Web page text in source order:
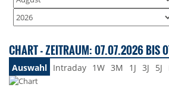
CHART - ZEITRAUM: 07.07.2026 BIS
Auswahl Intraday 1W 3M 1J 3J 5J